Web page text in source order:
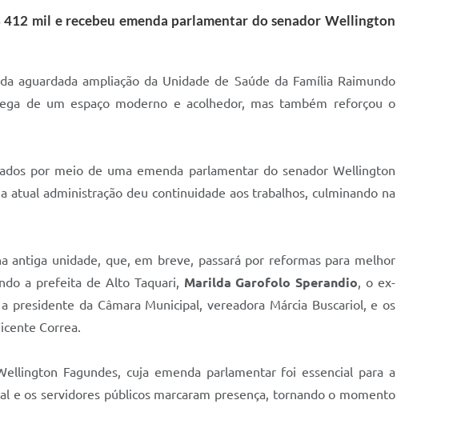
mil e recebeu emenda parlamentar do senador Wellington
ampliação da Unidade de Saúde da Família Raimundo
de um espaço moderno e acolhedor, mas também reforçou o
por meio de uma emenda parlamentar do senador Wellington
administração deu continuidade aos trabalhos, culminando na
antiga unidade, que, em breve, passará por reformas para melhor
a prefeita de Alto Taquari, Marilda Garofolo Sperandio, o ex-
da Câmara Municipal, vereadora Márcia Buscariol, e os
Correa.
Fagundes, cuja emenda parlamentar foi essencial para a
e os servidores públicos marcaram presença, tornando o momento